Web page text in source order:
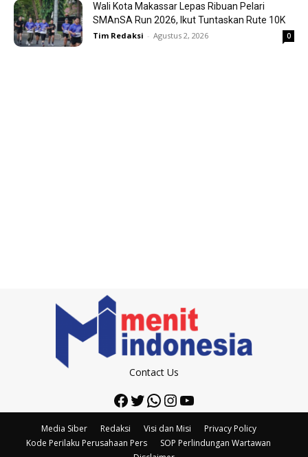
Wali Kota Makassar Lepas Ribuan Pelari
SMAnSA Run 2026, Ikut Tuntaskan Rute 10K
Tim Redaksi - Agustus 2, 2026 0
Contact Us
Facebook
Twitter
WhatsApp
Instagram
YouTube
Media Siber Redaksi Visi dan Misi
Privacy Policy
Kode Perilaku Perusahaan Pers
SOP Perlindungan Wartawan